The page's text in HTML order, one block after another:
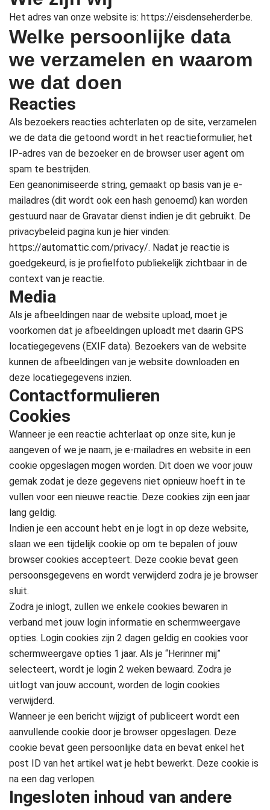
Het adres van onze website is: https://eisdenseherder.be.
Welke persoonlijke data
we verzamelen en waarom
we dat doen
Reacties
Als bezoekers reacties achterlaten op de site, verzamelen
we de data die getoond wordt in het reactieformulier, het
IP-adres van de bezoeker en de browser user agent om
spam te bestrijden.
Een geanonimiseerde string, gemaakt op basis van je e-
mailadres (dit wordt ook een hash genoemd) kan worden
gestuurd naar de Gravatar dienst indien je dit gebruikt. De
privacybeleid pagina kun je hier vinden:
https://automattic.com/privacy/. Nadat je reactie is
goedgekeurd, is je profielfoto publiekelijk zichtbaar in de
context van je reactie.
Media
Als je afbeeldingen naar de website upload, moet je
voorkomen dat je afbeeldingen uploadt met daarin GPS
locatiegegevens (EXIF data). Bezoekers van de website
kunnen de afbeeldingen van je website downloaden en
deze locatiegegevens inzien.
Contactformulieren
Cookies
Wanneer je een reactie achterlaat op onze site, kun je
aangeven of we je naam, je e-mailadres en website in een
cookie opgeslagen mogen worden. Dit doen we voor jouw
gemak zodat je deze gegevens niet opnieuw hoeft in te
vullen voor een nieuwe reactie. Deze cookies zijn een jaar
lang geldig.
Indien je een account hebt en je logt in op deze website,
slaan we een tijdelijk cookie op om te bepalen of jouw
browser cookies accepteert. Deze cookie bevat geen
persoonsgegevens en wordt verwijderd zodra je je browser
sluit.
Zodra je inlogt, zullen we enkele cookies bewaren in
verband met jouw login informatie en schermweergave
opties. Login cookies zijn 2 dagen geldig en cookies voor
schermweergave opties 1 jaar. Als je “Herinner mij”
selecteert, wordt je login 2 weken bewaard. Zodra je
uitlogt van jouw account, worden de login cookies
verwijderd.
Wanneer je een bericht wijzigt of publiceert wordt een
aanvullende cookie door je browser opgeslagen. Deze
cookie bevat geen persoonlijke data en bevat enkel het
post ID van het artikel wat je hebt bewerkt. Deze cookie is
na een dag verlopen.
Ingesloten inhoud van andere